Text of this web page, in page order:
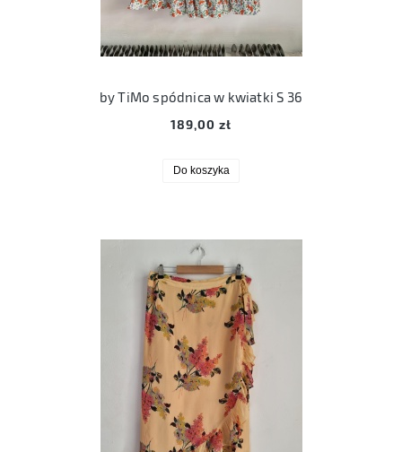
by TiMo spódnica w kwiatki S 36
189,00 zł
Do koszyka